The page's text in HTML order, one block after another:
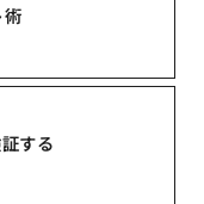
する